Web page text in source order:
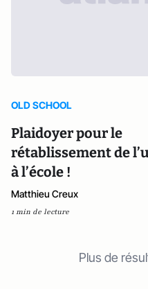
OLD SCHOOL
Plaidoyer pour le
rétablissement de
à l’école !
Matthieu Creux
1 min de lecture
Plus de